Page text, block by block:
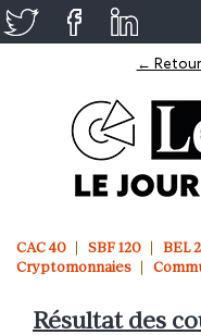
← Retour
CAC 40 SBF 120 BEL
Cryptomonnaies
Résultat des